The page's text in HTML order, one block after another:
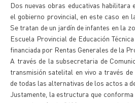
Dos nuevas obras educativas habilitara
el gobierno provincial, en este caso en
Se tratan de un jardín de infantes en la
Escuela Provincial de Educación
financiada por Rentas Generales de la
A través de la subsecretaria de
transmisión satelital en vivo a través
de todas las alternativas de los actos a
Justamente, la estructura que conforma